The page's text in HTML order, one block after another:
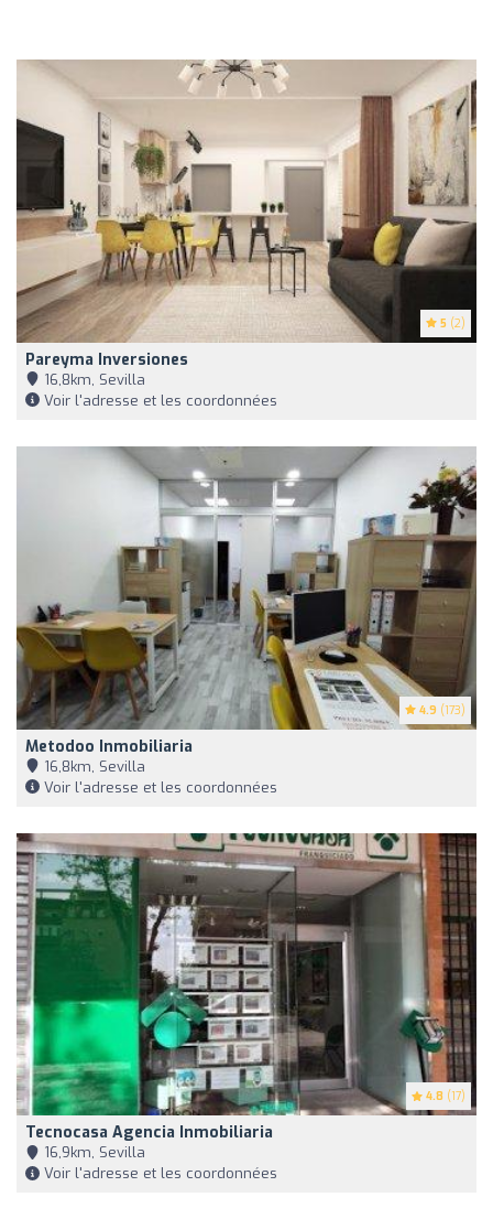
5 (2)
Pareyma Inversiones
16,8km, Sevilla
Voir l'adresse et les coordonnées
4.9 (173)
Metodoo Inmobiliaria
16,8km, Sevilla
Voir l'adresse et les coordonnées
4.8 (17)
Tecnocasa Agencia Inmobiliaria
16,9km, Sevilla
Voir l'adresse et les coordonnées